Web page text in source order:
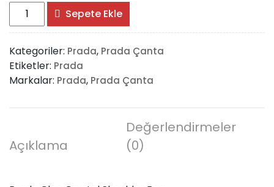
Prada
Cleo
Crystal
Shoulder
Bag
adet
Sepete Ekle
Kategoriler: Prada, Prada Çanta
Etiketler: Prada
Markalar: Prada, Prada Çanta
Açıklama
Değerlendirmeler
(0)